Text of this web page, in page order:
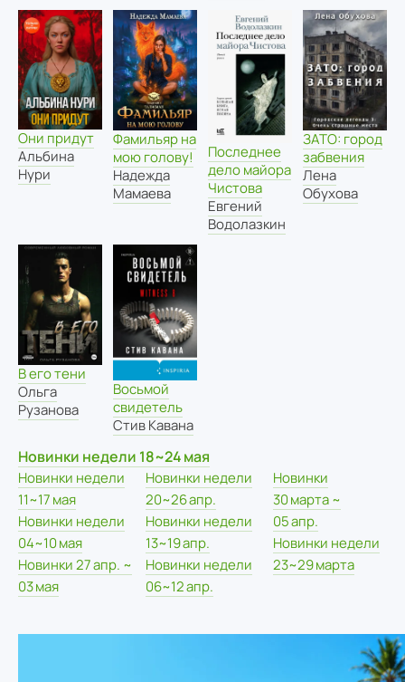
Они придут
Альбина
Нури
Фамильяр на
мою голову!
Надежда
Мамаева
Последнее
дело майора
Чистова
Евгений
Водолазкин
ЗАТО: город
забвения
Лена
Обухова
В его тени
Ольга
Рузанова
Восьмой
свидетель
Стив Кавана
Новинки недели 18~24 мая
Новинки недели
11~17 мая
Новинки недели
04~10 мая
Новинки 27 апр. ~
03 мая
Новинки недели
20~26 апр.
Новинки недели
13~19 апр.
Новинки недели
06~12 апр.
Новинки
30 марта ~
05 апр.
Новинки недели
23~29 марта